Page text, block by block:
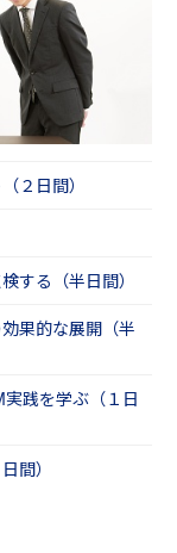
２日間）
する（半日間）
果的な展開（半
践を学ぶ（１日
間）